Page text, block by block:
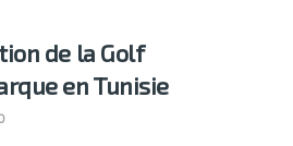
de la Golf
en Tunisie